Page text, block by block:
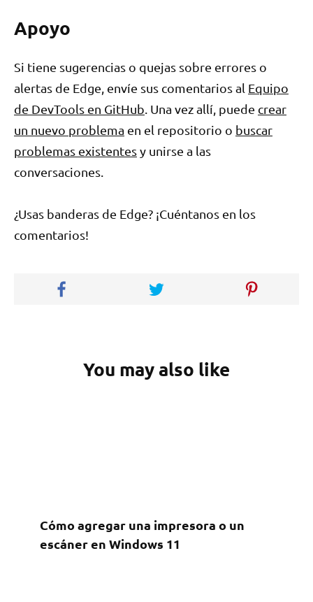
Apoyo
Si tiene sugerencias o quejas sobre errores o
alertas de Edge, envíe sus comentarios al Equipo
de DevTools en GitHub . Una vez allí, puede crear
un nuevo problema en el repositorio o buscar
problemas existentesy unirse a las
conversaciones.
¿Usas banderas de Edge? ¡Cuéntanos en los
comentarios!
You may also like
Cómo agregar una impresora o un
escáner en Windows 11